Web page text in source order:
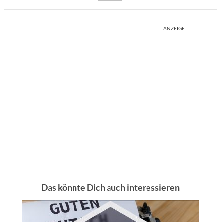
ANZEIGE
Das könnte Dich auch interessieren